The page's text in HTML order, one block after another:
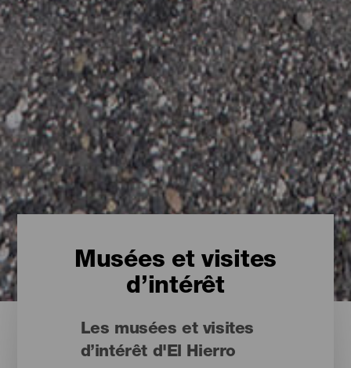
Musées et visites
d’intérêt
Les musées et visites
d’intérêt d'El Hierro